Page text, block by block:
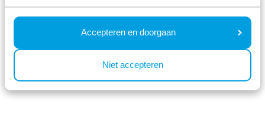
Accepteren en doorgaan
Niet accepteren
park en naastgelegen boothelling, ideaal voor
waterliefhebbers. Of u nu kiest voor een vakantie in
een bosrijke omgeving of aan het water, onze
vakantieparken zijn een fijne plek voor een
weekendje weg in Utrecht!